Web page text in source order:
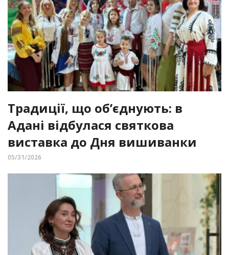
Традиції, що об’єднують: в
Адані відбулася святкова
виставка до Дня вишиванки
05/31/2026